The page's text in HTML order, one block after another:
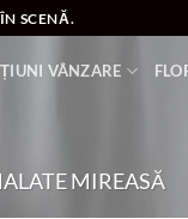
SCENĂ.
VÂNZARE
MIREASĂ